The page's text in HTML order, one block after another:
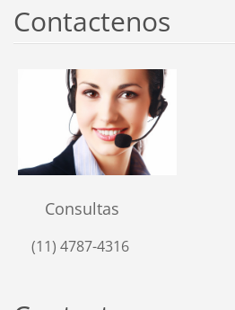
Contactenos
Consultas
(11) 4787-4316